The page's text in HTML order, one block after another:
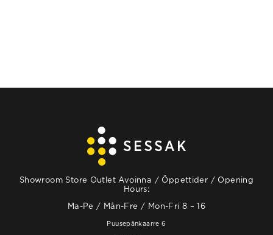
Showroom Store Outlet Avoinna / Öppettider / Opening
Hours:
Ma-Pe / Mån-Fre / Mon-Fri 8 – 16
Puusepänkaarre 6